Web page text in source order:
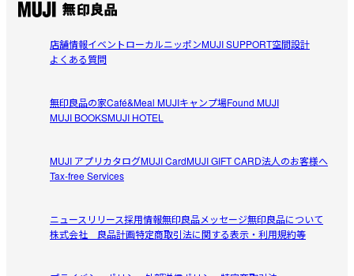
店舗情報イベントローカルニッポンMUJI SUPPORT空間設計
よくある質問
無印良品の家Café&Meal MUJIキャンプ場Found MUJI
MUJI BOOKSMUJI HOTEL
MUJI アプリカタログMUJI CardMUJI GIFT CARD法人のお客様へ
Tax-free Services
ニュースリリース採用情報無印良品メッセージ無印良品について
株式会社 良品計画特定商取引法に関する表示・利用規約等